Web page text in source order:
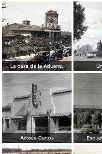
La casa de la Aduana.
Azteca Curios